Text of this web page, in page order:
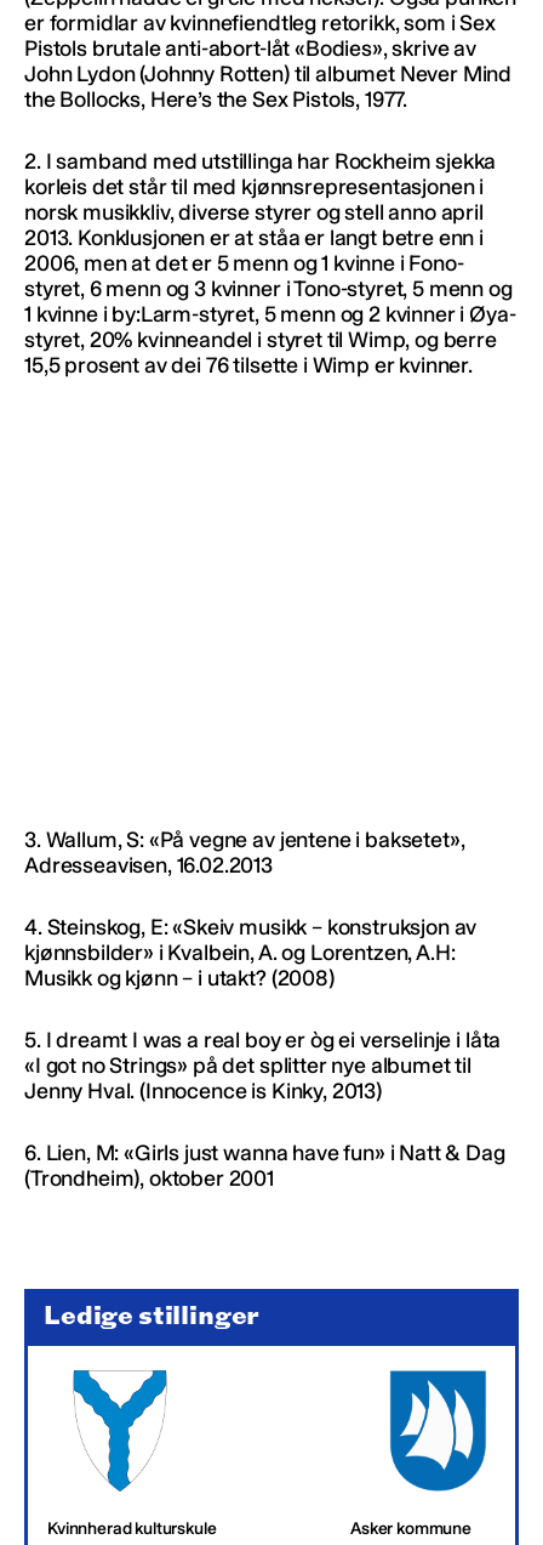
er formidlar av kvinnefiendtleg retorikk, som i Sex
Pistols brutale anti-abort-låt «Bodies», skrive av
John Lydon (Johnny Rotten) til albumet Never Mind
the Bollocks, Here’s the Sex Pistols, 1977.
2. I samband med utstillinga har Rockheim sjekka
korleis det står til med kjønnsrepresentasjonen i
norsk musikkliv, diverse styrer og stell anno april
2013. Konklusjonen er at ståa er langt betre enn i
2006, men at det er 5 menn og 1 kvinne i Fono-
styret, 6 menn og 3 kvinner i Tono-styret, 5 menn og
1 kvinne i by:Larm-styret, 5 menn og 2 kvinner i Øya-
styret, 20% kvinneandel i styret til Wimp, og berre
15,5 prosent av dei 76 tilsette i Wimp er kvinner.
3. Wallum, S: «På vegne av jentene i baksetet»,
Adresseavisen, 16.02.2013
4. Steinskog, E: «Skeiv musikk – konstruksjon av
kjønnsbilder» i Kvalbein, A. og Lorentzen, A.H:
Musikk og kjønn – i utakt? (2008)
5. I dreamt I was a real boy er òg ei verselinje i låta
«I got no Strings» på det splitter nye albumet til
Jenny Hval. (Innocence is Kinky, 2013)
6. Lien, M: «Girls just wanna have fun» i Natt & Dag
(Trondheim), oktober 2001
Ledige stillinger
Kvinnherad kulturskule Asker kommune